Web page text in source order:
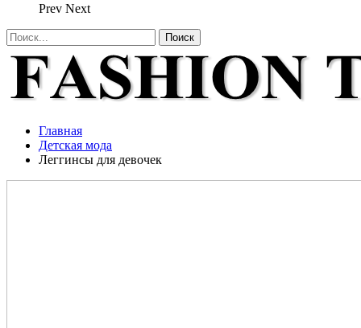
Prev Next
Главная
Детская мода
Леггинсы для девочек